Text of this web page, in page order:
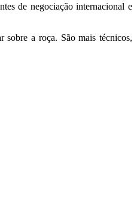
de negociação internacional e
sobre a roça. São mais técnicos,